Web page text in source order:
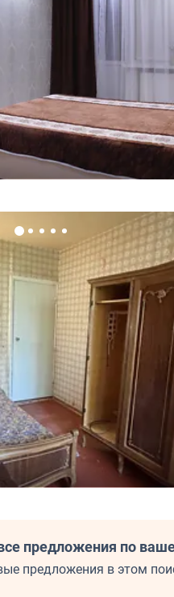
предложения по
предложения в этом